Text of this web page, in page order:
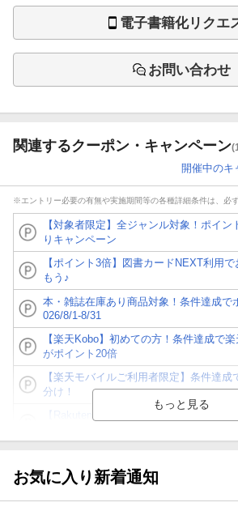
電子書籍化リクエ
お問い合わせ
関連するクーポン・キャンペーン
開催中のキ
※エントリー必要の有無や実施期間等の各種詳細条件は、必
【対象者限定】全ジャンル対象！ポイ
りキャンペーン
【ポイント3倍】図書カードNEXT利用
もう♪
本・雑誌在庫あり商品対象！条件達成で
026/8/1-8/31
【楽天Kobo】初めての方！条件達成で
がポイント20倍
【楽天モバイルご利用者限定】条件達成
分け！
が当たる！
お気に入り新着通知